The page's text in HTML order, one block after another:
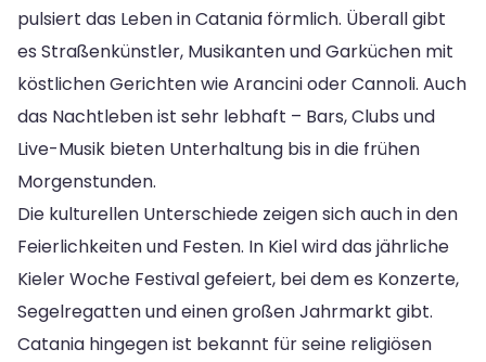
pulsiert das Leben in Catania förmlich. Überall gibt
es Straßenkünstler, Musikanten und Garküchen mit
köstlichen Gerichten wie Arancini oder Cannoli. Auch
das Nachtleben ist sehr lebhaft – Bars, Clubs und
Live-Musik bieten Unterhaltung bis in die frühen
Morgenstunden.
Die kulturellen Unterschiede zeigen sich auch in den
Feierlichkeiten und Festen. In Kiel wird das jährliche
Kieler Woche Festival gefeiert, bei dem es Konzerte,
Segelregatten und einen großen Jahrmarkt gibt.
Catania hingegen ist bekannt für seine religiösen